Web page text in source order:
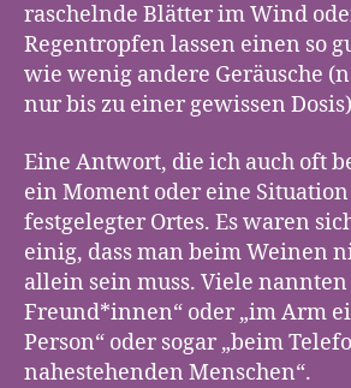
raschelnde Blätter im Wind
Regentropfen lassen einen so
wie wenig andere Geräusche
nur bis zu einer gewissen
Eine Antwort, die ich auch oft
ein Moment oder eine
festgelegter Ortes. Es waren
einig, dass man beim Weinen
allein sein muss. Viele
Freund*innen“ oder „im Arm
Person“ oder sogar „beim
nahestehenden Menschen“.